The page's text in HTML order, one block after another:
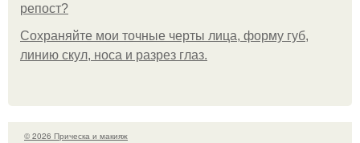
репост?
Сохраняйте мои точные черты лица, форму губ,
линию скул, носа и разрез глаз.
© 2026 Прическа и макияж